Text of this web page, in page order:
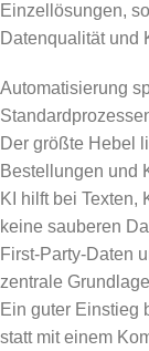
Einzellösungen,
Datenqualität und
Automatisierung
Der größte Hebel
Bestellungen und
KI hilft bei Texten,
keine sauberen
First-Party-Daten
zentrale
Ein guter Einstieg
statt mit einem